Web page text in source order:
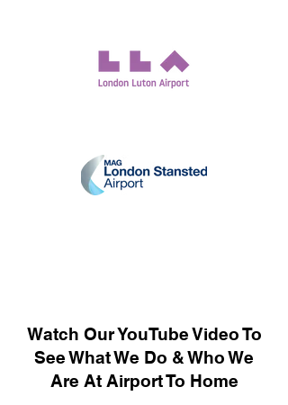
Watch Our YouTube Video To
See What We Do & Who We
Are At Airport To Home